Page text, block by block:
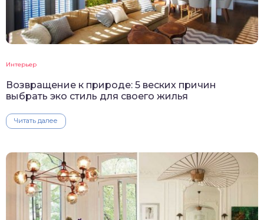
Интерьер
Возвращение к природе: 5 веских причин
выбрать эко стиль для своего жилья
Читать далее